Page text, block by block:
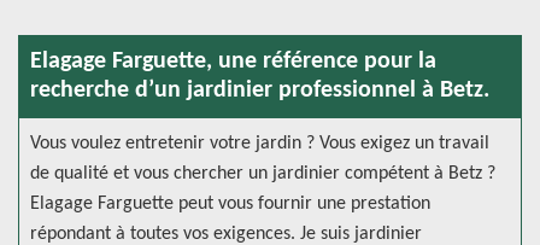
Elagage Farguette, une référence pour la
recherche d’un jardinier professionnel à Betz.
Vous voulez entretenir votre jardin ? Vous exigez un travail
de qualité et vous chercher un jardinier compétent à Betz ?
Elagage Farguette peut vous fournir une prestation
répondant à toutes vos exigences. Je suis jardinier